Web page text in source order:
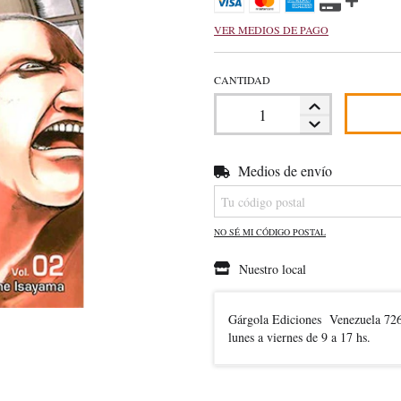
VER MEDIOS DE PAGO
CANTIDAD
Entregas para el CP:
Medios de envío
NO SÉ MI CÓDIGO POSTAL
Nuestro local
Gárgola Ediciones Venezuela
lunes a viernes de 9 a 17 hs.